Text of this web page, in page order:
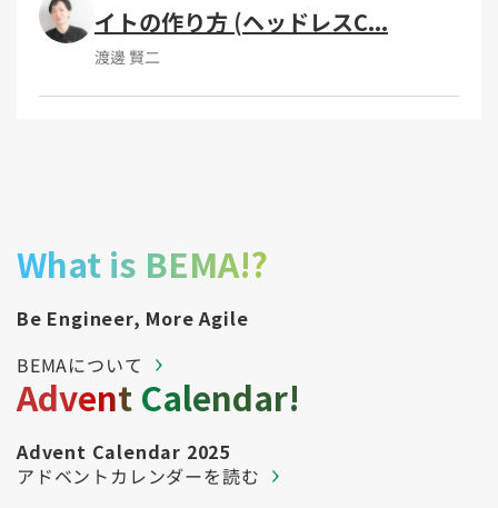
イトの作り方 (ヘッドレスC...
渡邊 賢二
What is BEMA!?
Be Engineer, More Agile
BEMAについて
Advent Calendar!
Advent Calendar 2025
アドベントカレンダーを読む